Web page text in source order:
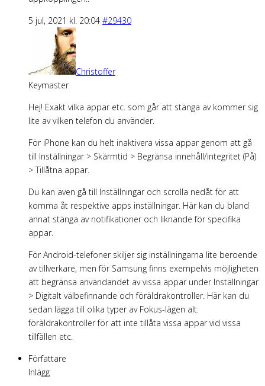
5 jul, 2021 kl. 20:04 #29430
Christoffer
Keymaster
Hej! Exakt vilka appar etc. som går att stänga av kommer sig
lite av vilken telefon du använder.
För iPhone kan du helt inaktivera vissa appar genom att gå
till Inställningar > Skärmtid > Begränsa innehåll/integritet (På)
> Tillåtna appar.
Du kan även gå till Inställningar och scrolla nedåt för att
komma åt respektive apps inställningar. Här kan du bland
annat stänga av notifikationer och liknande för specifika
appar.
För Android-telefoner skiljer sig inställningarna lite beroende
av tillverkare, men för Samsung finns exempelvis möjligheten
att begränsa användandet av vissa appar under Inställningar
> Digitalt välbefinnande och föräldrakontroller. Här kan du
sedan lägga till olika typer av Fokus-lägen alt.
föräldrakontroller för att inte tillåta vissa appar vid vissa
tillfällen etc.
Författare
Inlägg